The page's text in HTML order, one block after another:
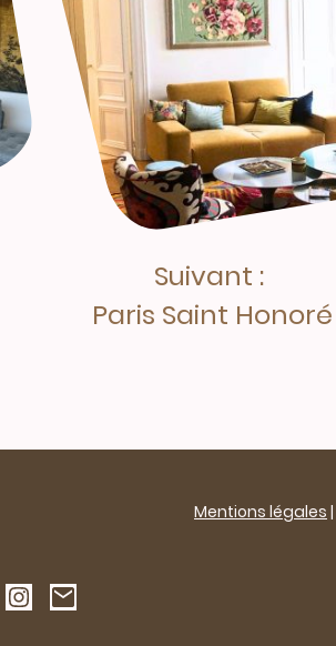
Suivant :
Paris Saint Honoré
Mentions légales |